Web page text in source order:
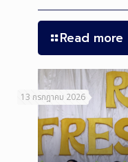
Read more
13 กรกฎาคม 2026